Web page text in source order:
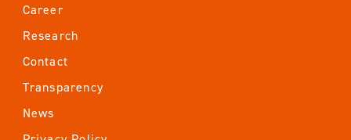
Career
Research
Contact
Transparency
News